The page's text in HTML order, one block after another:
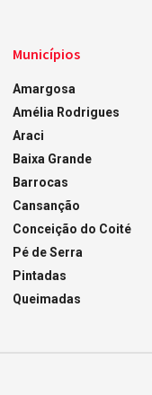
Municípios
Amargosa
Amélia Rodrigues
Araci
Baixa Grande
Barrocas
Cansanção
Conceição do Coité
Pé de Serra
Pintadas
Queimadas